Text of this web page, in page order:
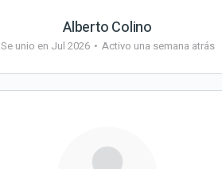
Alberto Colino
Se unio en Jul 2026 • Activo una semana atrás